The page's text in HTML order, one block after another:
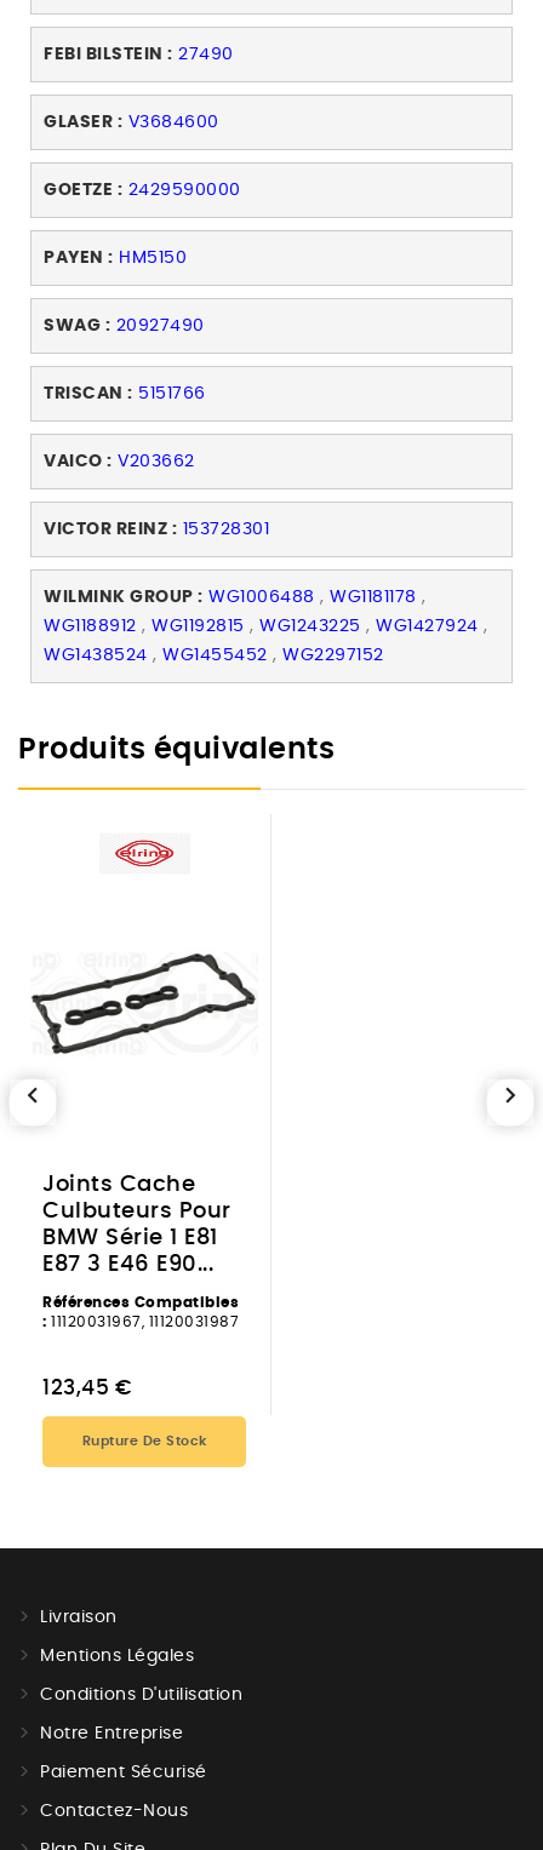
FEBI BILSTEIN : 27490
GLASER : V3684600
GOETZE : 2429590000
PAYEN : HM5150
SWAG : 20927490
TRISCAN : 5151766
VAICO : V203662
VICTOR REINZ : 153728301
WILMINK GROUP : WG1006488 , WG1181178 ,
WG1188912 , WG1192815 , WG1243225 , WG1427924 ,
WG1438524 , WG1455452 , WG2297152
Produits équivalents
Joints Cache
Culbuteurs Pour
BMW Série 1 E81
E87 3 E46 E90...
Références Compatibles
: 11120031967, 11120031987
123,45 €
Rupture De Stock
chevron_left chevron_right
Livraison
Mentions Légales
Conditions D'utilisation
Notre Entreprise
Paiement Sécurisé
Contactez-Nous